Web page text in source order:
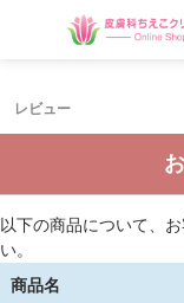
レビュー
以下の商品について、
い。
商品名